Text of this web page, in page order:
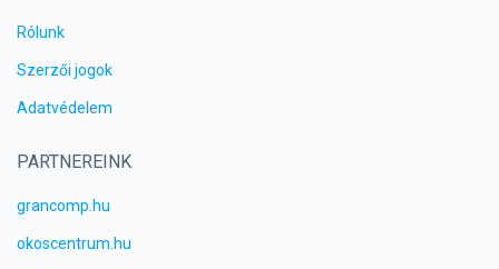
Rólunk
Szerzői jogok
Adatvédelem
PARTNEREINK
grancomp.hu
okoscentrum.hu